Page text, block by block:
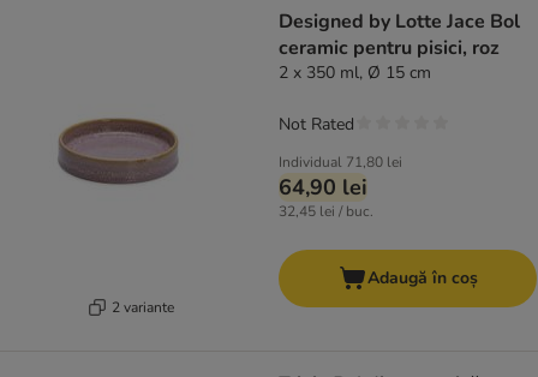
2 variante
Designed by Lotte Jace Bol
ceramic pentru pisici, roz
2 x 350 ml, Ø 15 cm
Individual 71,80 lei
64,90 lei
32,45 lei / buc.
Not Rated
Adaugă în coș